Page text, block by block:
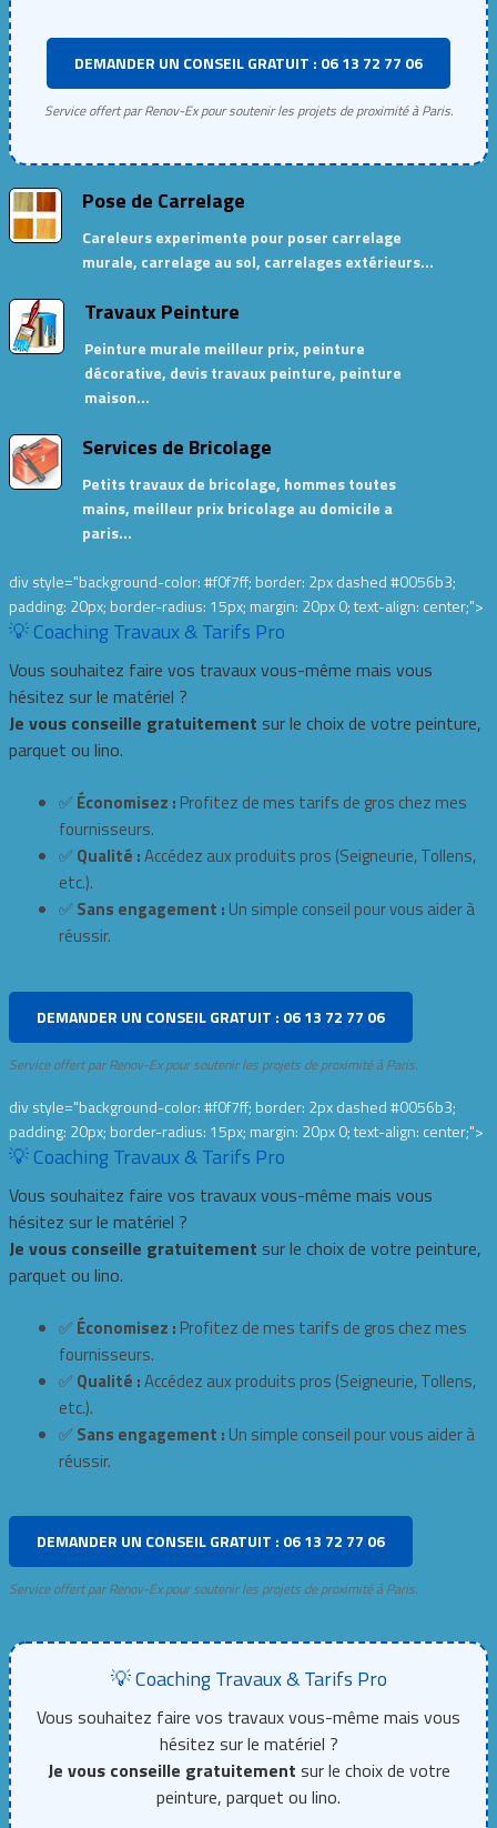
DEMANDER UN CONSEIL GRATUIT : 06 13 72 77 06
Service offert par Renov-Ex pour soutenir les projets de proximité à Paris.
Pose de Carrelage
Careleurs experimente pour poser carrelage
murale, carrelage au sol, carrelages extérieurs…
Travaux Peinture
Peinture murale meilleur prix, peinture
décorative, devis travaux peinture, peinture
maison…
Services de Bricolage
Petits travaux de bricolage, hommes toutes
mains, meilleur prix bricolage au domicile a
paris…
div style="background-color: #f0f7ff; border: 2px dashed #0056b3;
padding: 20px; border-radius: 15px; margin: 20px 0; text-align: center;">
💡 Coaching Travaux & Tarifs Pro
Vous souhaitez faire vos travaux vous-même mais vous
hésitez sur le matériel ?
Je vous conseille gratuitement sur le choix de votre peinture,
parquet ou lino.
✅ Économisez : Profitez de mes tarifs de gros chez mes
fournisseurs.
✅ Qualité :Accédez aux produits pros (Seigneurie, Tollens,
etc.).
✅ Sans engagement : Un simple conseil pour vous aider à
réussir.
DEMANDER UN CONSEIL GRATUIT : 06 13 72 77 06
Service offert par Renov-Ex pour soutenir les projets de proximité à Paris.
div style="background-color: #f0f7ff; border: 2px dashed #0056b3;
padding: 20px; border-radius: 15px; margin: 20px 0; text-align: center;">
💡 Coaching Travaux & Tarifs Pro
Vous souhaitez faire vos travaux vous-même mais vous
hésitez sur le matériel ?
Je vous conseille gratuitement sur le choix de votre peinture,
parquet ou lino.
✅ Économisez : Profitez de mes tarifs de gros chez mes
fournisseurs.
✅ Qualité :Accédez aux produits pros (Seigneurie, Tollens,
etc.).
✅ Sans engagement : Un simple conseil pour vous aider à
réussir.
DEMANDER UN CONSEIL GRATUIT : 06 13 72 77 06
Service offert par Renov-Ex pour soutenir les projets de proximité à Paris.
💡 Coaching Travaux & Tarifs Pro
Vous souhaitez faire vos travaux vous-même mais vous
hésitez sur le matériel ?
Je vous conseille gratuitement sur le choix de votre
peinture, parquet ou lino.